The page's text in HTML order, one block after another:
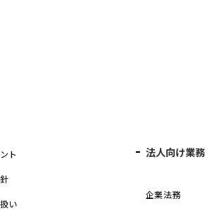
ト
い
法人向け業務
企業法務